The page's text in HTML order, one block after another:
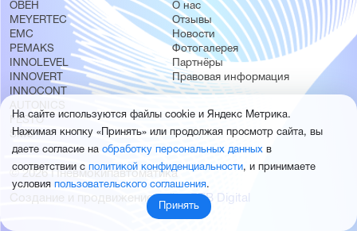
ОВЕН
MEYERTEC
EMC
PEMAKS
INNOLEVEL
INNOVERT
INNOCONT
AUTONICS
FESTO
SMC
О нас
Отзывы
Новости
Фотогалерея
Партнёры
Правовая информация
© 2026 Пневмокипавтоматика
Создание и продвижение сайта BTB Digital
На сайте используются файлы cookie и Яндекс Метрика.
Нажимая кнопку «Принять» или продолжая просмотр сайта, вы
даете согласие на обработку персональных данных в
соответствии с политикой конфиденциальности, и принимаете
условия пользовательского соглашения.
Принять